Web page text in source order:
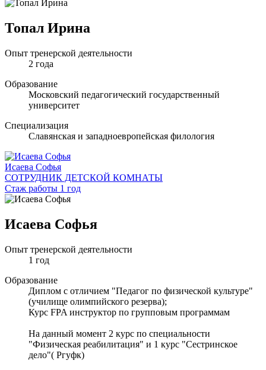
Топал Ирина
Опыт тренерской деятельности
2 года
Образование
Московский педагогический государственный
университет
Специализация
Славянская и западноевропейская филология
Исаева Софья
СОТРУДНИК ДЕТСКОЙ КОМНАТЫ
Стаж работы 1 год
Исаева Софья
Опыт тренерской деятельности
1 год
Образование
Диплом с отличием "Педагог по физической культуре"
(училище олимпийского резерва);
Курс FPA инструктор по групповым программам
На данный момент 2 курс по специальности
"Физическая реабилитация" и 1 курс "Сестринское
дело"( Ргуфк)